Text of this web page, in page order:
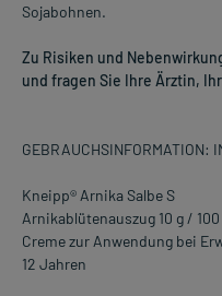
Sojabohnen.
Zu Risiken und
und fragen Sie Ihre Ärztin,
GEBRAUCHSINFORMATION:
Kneipp® Arnika Salbe S
Arnikablütenauszug 10 g / 100
Creme zur Anwendung bei
12 Jahren